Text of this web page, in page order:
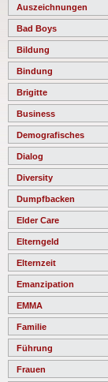
Auszeichnungen
Bad Boys
Bildung
Bindung
Brigitte
Business
Demografisches
Dialog
Diversity
Dumpfbacken
Elder Care
Elterngeld
Elternzeit
Emanzipation
EMMA
Familie
Führung
Frauen